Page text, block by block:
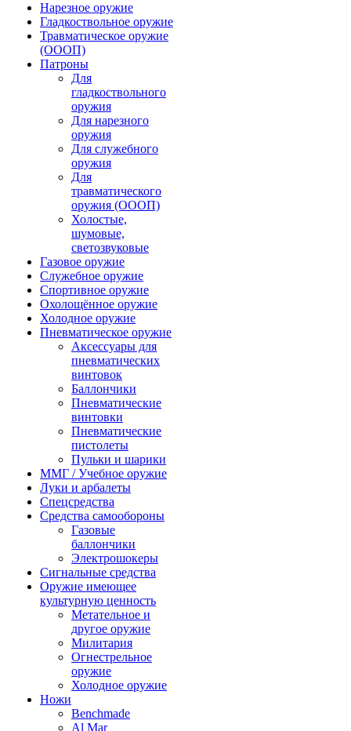
Нарезное оружие
Гладкоствольное оружие
Травматическое оружие
(ОООП)
Патроны
Для
гладкоствольного
оружия
Для нарезного
оружия
Для служебного
оружия
Для
травматического
оружия (ОООП)
Холостые,
шумовые,
светозвуковые
Газовое оружие
Служебное оружие
Спортивное оружие
Охолощённое оружие
Холодное оружие
Пневматическое оружие
Аксессуары для
пневматических
винтовок
Баллончики
Пневматические
винтовки
Пневматические
пистолеты
Пульки и шарики
ММГ / Учебное оружие
Луки и арбалеты
Спецсредства
Средства самообороны
Газовые
баллончики
Электрошокеры
Сигнальные средства
Оружие имеющее
культурную ценность
Метательное и
другое оружие
Милитария
Огнестрельное
оружие
Холодное оружие
Ножи
Benchmade
Al Mar